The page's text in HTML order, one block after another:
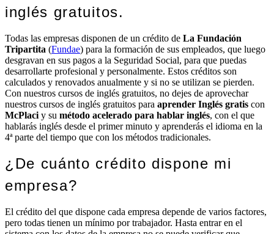
inglés gratuitos.
Todas las empresas disponen de un crédito de La Fundación
Tripartita (Fundae) para la formación de sus empleados, que luego
desgravan en sus pagos a la Seguridad Social, para que puedas
desarrollarte profesional y personalmente. Estos créditos son
calculados y renovados anualmente y si no se utilizan se pierden.
Con nuestros cursos de inglés gratuitos, no dejes de aprovechar
nuestros cursos de inglés gratuitos para aprender Inglés gratis con
McPlaci y su método acelerado para hablar inglés, con el que
hablarás inglés desde el primer minuto y aprenderás el idioma en la
4ª parte del tiempo que con los métodos tradicionales.
¿De cuánto crédito dispone mi
empresa?
El crédito del que dispone cada empresa depende de varios factores,
pero todas tienen un mínimo por trabajador. Hasta entrar en el